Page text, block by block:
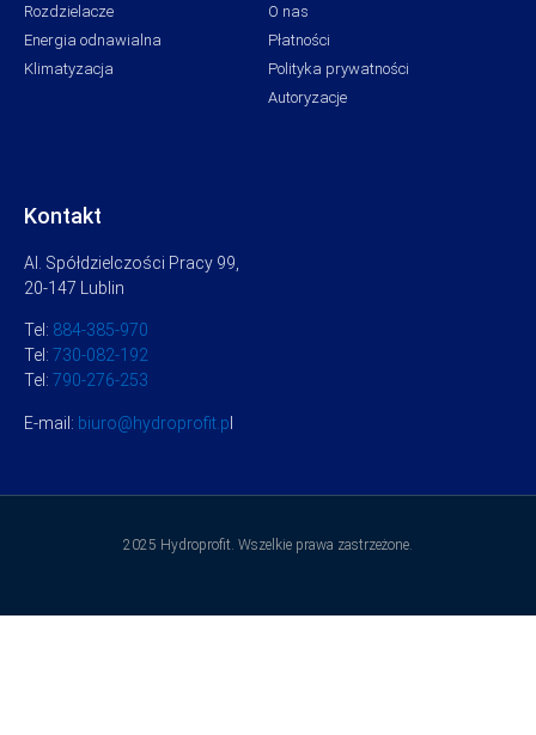
Rozdzielacze
Energia odnawialna
Klimatyzacja
O nas
Płatności
Polityka prywatności
Autoryzacje
Kontakt
Al. Spółdzielczości Pracy 99,
20-147 Lublin
Tel: 884-385-970
Tel: 730-082-192
Tel: 790-276-253
E-mail: biuro@hydroprofit.p
2025 Hydroprofit. Wszelkie prawa zastrzeżone.